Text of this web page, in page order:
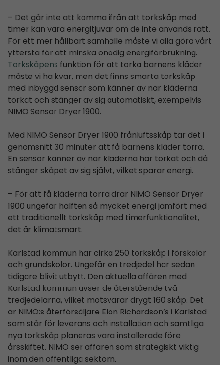
– Det går inte att komma ifrån att torkskåp med
timer kan vara energitjuvar om de inte används rätt.
För ett mer hållbart samhälle måste vi alla göra vårt
yttersta för att minska onödig energiförbrukning.
Torkskåpens funktion för att torka barnens kläder
måste vi ha kvar, men det finns smarta torkskåp
med inbyggd sensor som känner av när kläderna
torkat och stänger av sig automatiskt, exempelvis
NIMO Sensor Dryer 1900.
Med NIMO Sensor Dryer 1900 frånluftsskåp tar det i
genomsnitt 30 minuter att få barnens kläder torra.
En sensor känner av när kläderna har torkat och då
stänger skåpet av sig självt, vilket sparar energi.
– För att få kläderna torra drar NIMO Sensor Dryer
1900 ungefär hälften så mycket energi jämfört med
ett traditionellt torkskåp med timerfunktionalitet,
det är klimatsmart.
Karlstad kommun har cirka 250 torkskåp i förskolor
och grundskolor. Ungefär en tredjedel har sedan
tidigare blivit utbytt. Den aktuella affären med
Karlstad kommun avser de återstående två
tredjedelarna, vilket motsvarar drygt 160 skåp. Det
är NIMO:s återförsäljare Elon Richardson’s i Karlstad
som står för leverans och installation och samtliga
nya torkskåp planeras vara installerade före
årsskiftet. NIMO ser affären som strategiskt viktig
inom den offentliga sektorn.